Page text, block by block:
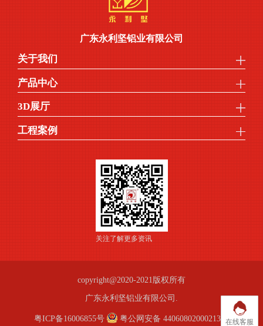
广东永利坚铝业有限公司
关于我们
产品中心
3D展厅
工程案例
关注了解更多资讯
copyright@2020-2021版权所有
广东永利坚铝业有限公司.
粤ICP备16006855号 粤公网安备 44060802000213号在线客服